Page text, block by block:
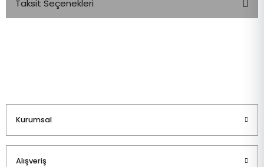
Taksit Seçenekleri
Kurumsal
Alışveriş